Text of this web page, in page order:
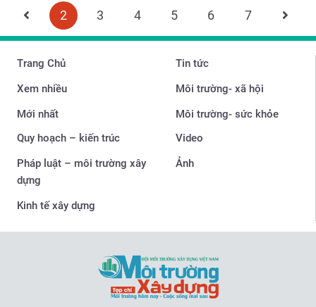
2 3 4 5 6 7
Trang Chủ
Xem nhiều
Mới nhất
Tin tức
Môi trường- xã hội
Môi trường- sức khỏe
Quy hoạch – kiến trúc
Pháp luật – môi trường xây
dựng
Kinh tế xây dựng
Video
Ảnh